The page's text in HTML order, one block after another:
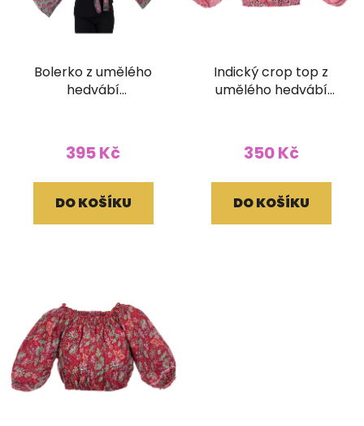
Bolerko z umělého
hedvábí
395 Kč
DO KOŠÍKU
Indický crop top z
umělého hedvábí
350 Kč
DO KOŠÍKU